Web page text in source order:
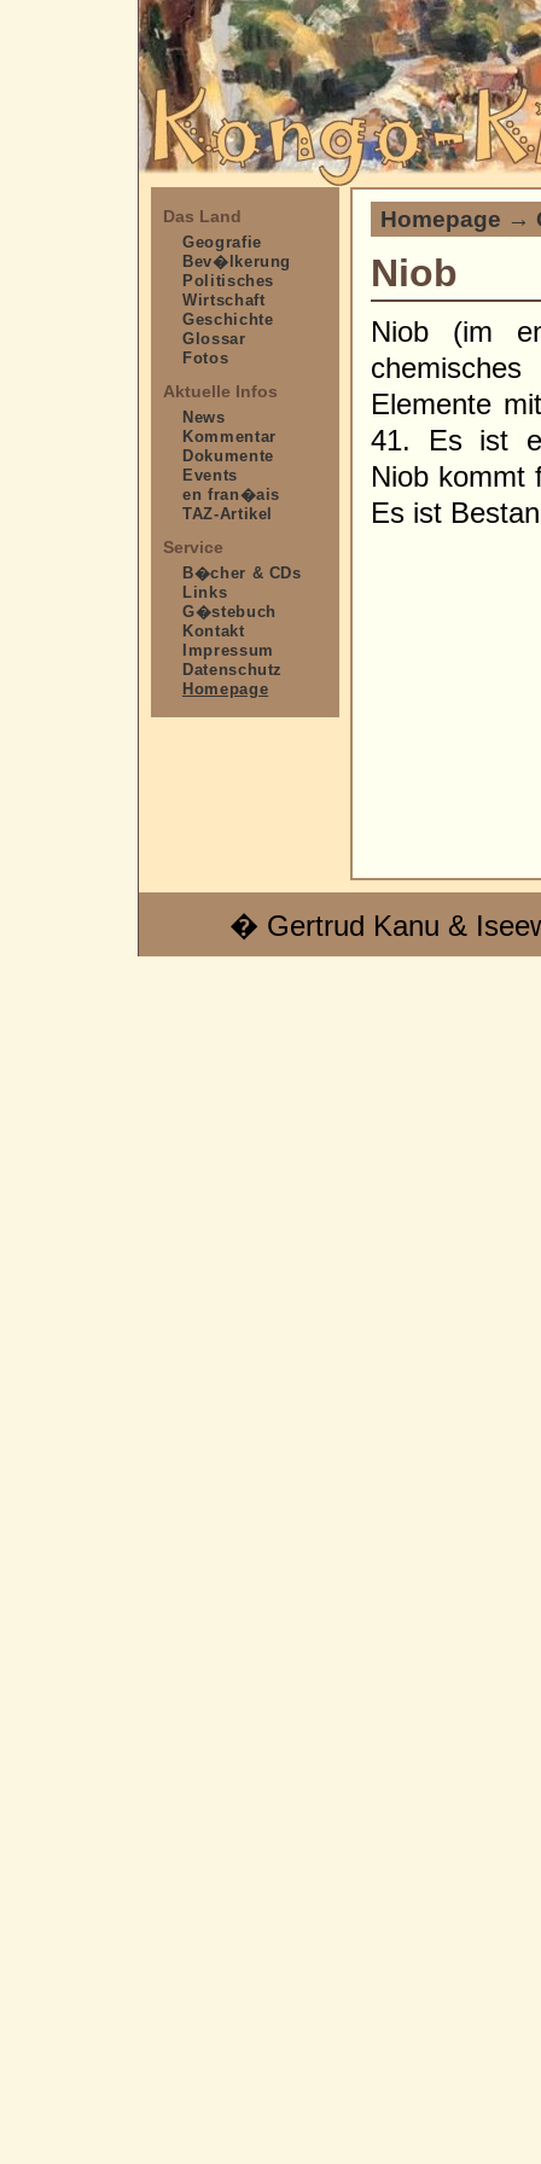
Das Land
Geografie
Bev�lkerung
Politisches
Wirtschaft
Geschichte
Glossar
Fotos
Aktuelle Infos
News
Kommentar
Dokumente
Events
en fran�ais
TAZ-Artikel
Service
B�cher & CDs
Links
G�stebuch
Kontakt
Impressum
Datenschutz
Homepage
Homepage →
Niob
Niob (im
Elemente
41. Es ist
Niob kommt
Es ist
� Gertrud Kanu &